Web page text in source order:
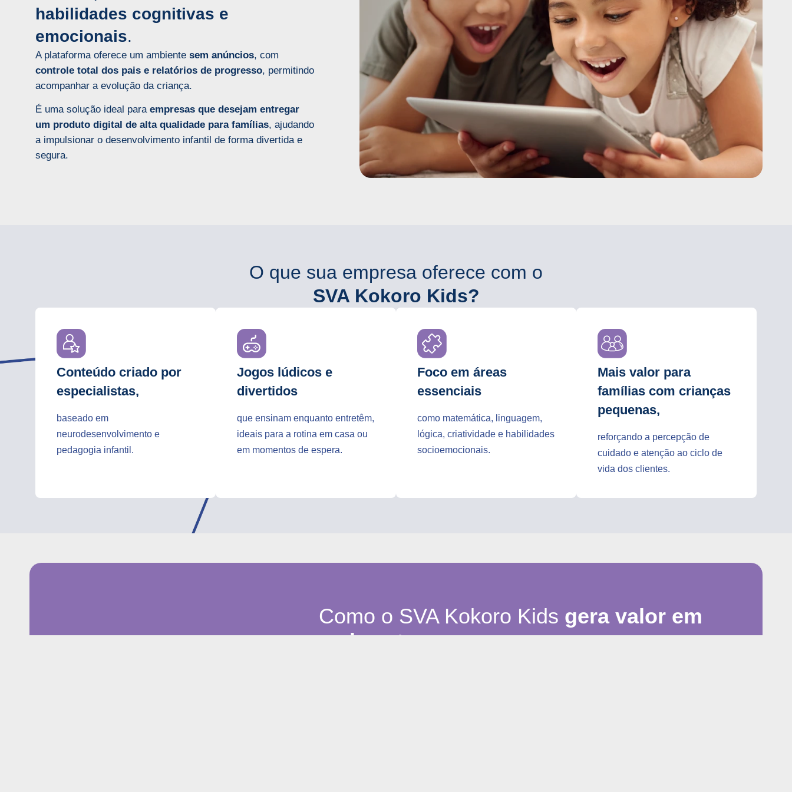
habilidades cognitivas e
emocionais.
A plataforma oferece um ambiente sem anúncios, com
controle total dos pais e relatórios de progresso, permitindo
acompanhar a evolução da criança.
É uma solução ideal para empresas que desejam entregar
um produto digital de alta qualidade para famílias, ajudando
a impulsionar o desenvolvimento infantil de forma divertida e
segura.
O que sua empresa oferece com o
SVA Kokoro Kids?
Conteúdo criado por
especialistas,
baseado em
neurodesenvolvimento e
pedagogia infantil.
Jogos lúdicos e
divertidos
que ensinam enquanto entretêm,
ideais para a rotina em casa ou
em momentos de espera.
Foco em áreas
essenciais
como matemática, linguagem,
lógica, criatividade e habilidades
socioemocionais.
Mais valor para
famílias com crianças
pequenas,
reforçando a percepção de
cuidado e atenção ao ciclo de
vida dos clientes.
Como o SVA Kokoro Kids gera valor em
cada setor